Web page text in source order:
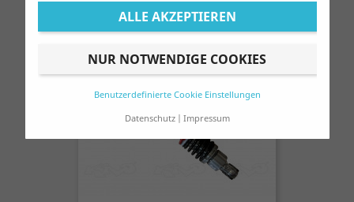
ALLE AKZEPTIEREN
NUR NOTWENDIGE COOKIES
Benutzerdefinierte Cookie Einstellungen
Datenschutz
Impressum
SONDERPREIS!
-24,00 €